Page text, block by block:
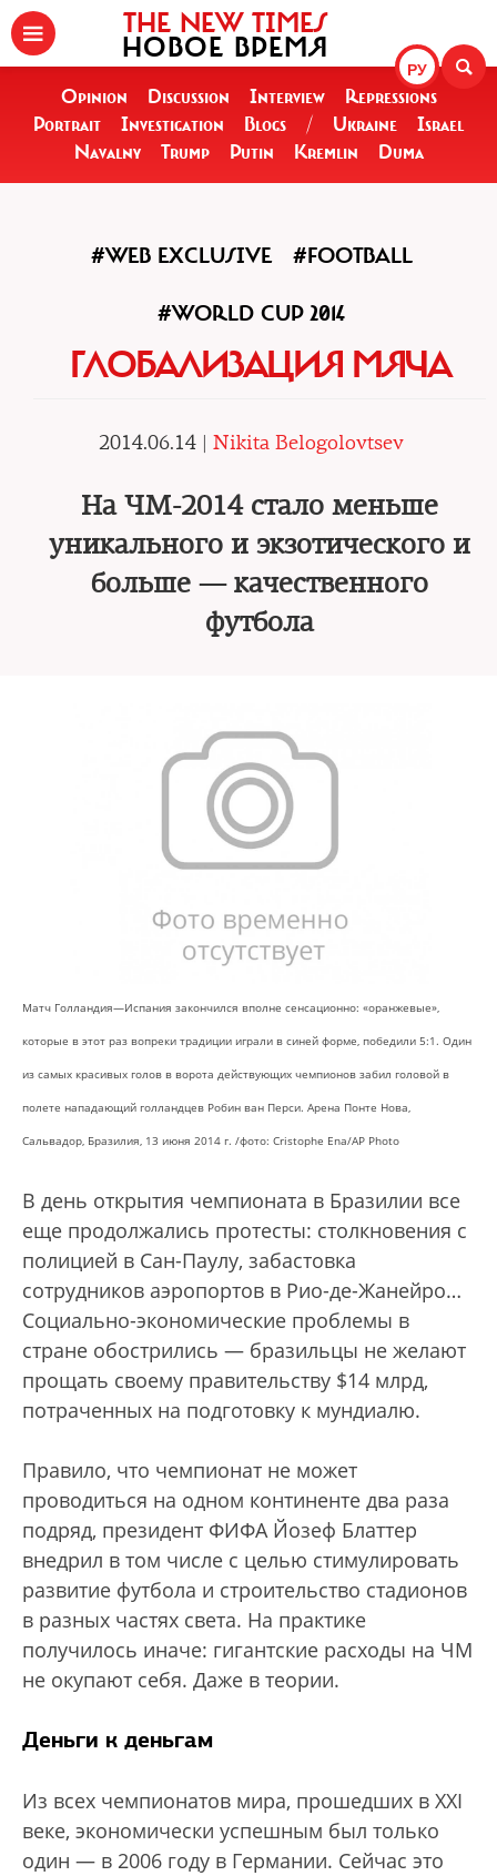
РУ
THE NEW TIMES
НОВОЕ ВРЕМЯ
Opinion Discussion Interview
Repressions
Portrait
Investigation Blogs / Ukraine
Israel
Navalny
Trump Putin Kremlin Duma
#WEB EXCLUSIVE #FOOTBALL
#WORLD CUP 2014
ГЛОБАЛИЗАЦИЯ МЯЧА
2014.06.14 | Nikita Belogolovtsev
На ЧМ-2014 стало меньше
уникального и экзотического и
больше — качественного
футбола
Матч Голландия—Испания закончился вполне сенсационно: «оранжевые»,
которые в этот раз вопреки традиции играли в синей форме, победили 5:1. Один
из самых красивых голов в ворота действующих чемпионов забил головой в
полете нападающий голландцев Робин ван Перси. Арена Понте Нова,
Сальвадор, Бразилия, 13 июня 2014 г. /фото: Cristophe Ena/AP Photo
В день открытия чемпионата в Бразилии все
еще продолжались протесты: столкновения с
полицией в Сан-Паулу, забастовка
сотрудников аэропортов в Рио-де-Жанейро…
Социально-экономические проблемы в
стране обострились — бразильцы не желают
прощать своему правительству $14 млрд,
потраченных на подготовку к мундиалю.
Правило, что чемпионат не может
проводиться на одном континенте два раза
подряд, президент ФИФА Йозеф Блаттер
внедрил в том числе с целью стимулировать
развитие футбола и строительство стадионов
в разных частях света. На практике
получилось иначе: гигантские расходы на ЧМ
не окупают себя. Даже в теории.
Деньги к деньгам
Из всех чемпионатов мира, прошедших в XXI
веке, экономически успешным был только
один — в 2006 году в Германии. Сейчас это